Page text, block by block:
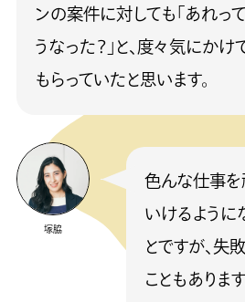
ンの案件に対しても「あれっ
うなった？」と、度々気にかけ
もらっていたと思います。
塚脇
色んな仕事を
いけるように
とですが、失
こともありま